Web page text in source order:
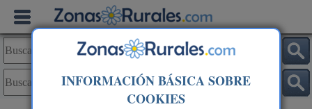
INFORMACIÓN BÁSICA SOBRE
COOKIES